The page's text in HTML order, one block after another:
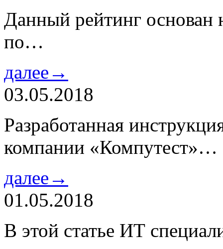
Данный рейтинг основан
по…
далее→
03.05.2018
Разработанная
компании «Компутест»…
далее→
01.05.2018
В этой статье ИТ